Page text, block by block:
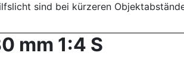
sind bei kürzeren
mm 1:4 S